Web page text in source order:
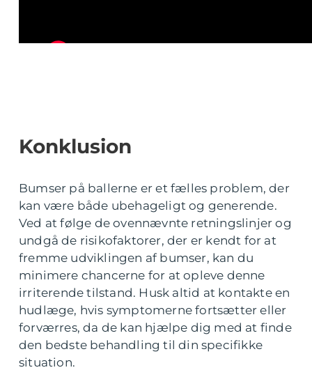
Konklusion
Bumser på ballerne er et fælles problem, der
kan være både ubehageligt og generende.
Ved at følge de ovennævnte retningslinjer og
undgå de risikofaktorer, der er kendt for at
fremme udviklingen af bumser, kan du
minimere chancerne for at opleve denne
irriterende tilstand. Husk altid at kontakte en
hudlæge, hvis symptomerne fortsætter eller
forværres, da de kan hjælpe dig med at finde
den bedste behandling til din specifikke
situation.